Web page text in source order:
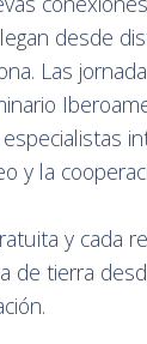
desde
Las
y la
y cada
de tierra